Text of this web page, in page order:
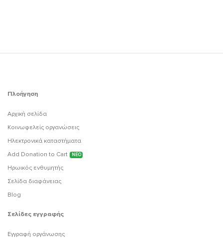
Πλοήγηση
Αρχική σελίδα
Κοινωφελείς οργανώσεις
Ηλεκτρονικά καταστήματα
Add Donation to Cart
ΝΕΟ
Ηρωικός ενθυμητής
Σελίδα διαφάνειας
Blog
Σελίδες εγγραφής
Εγγραφή οργάνωσης